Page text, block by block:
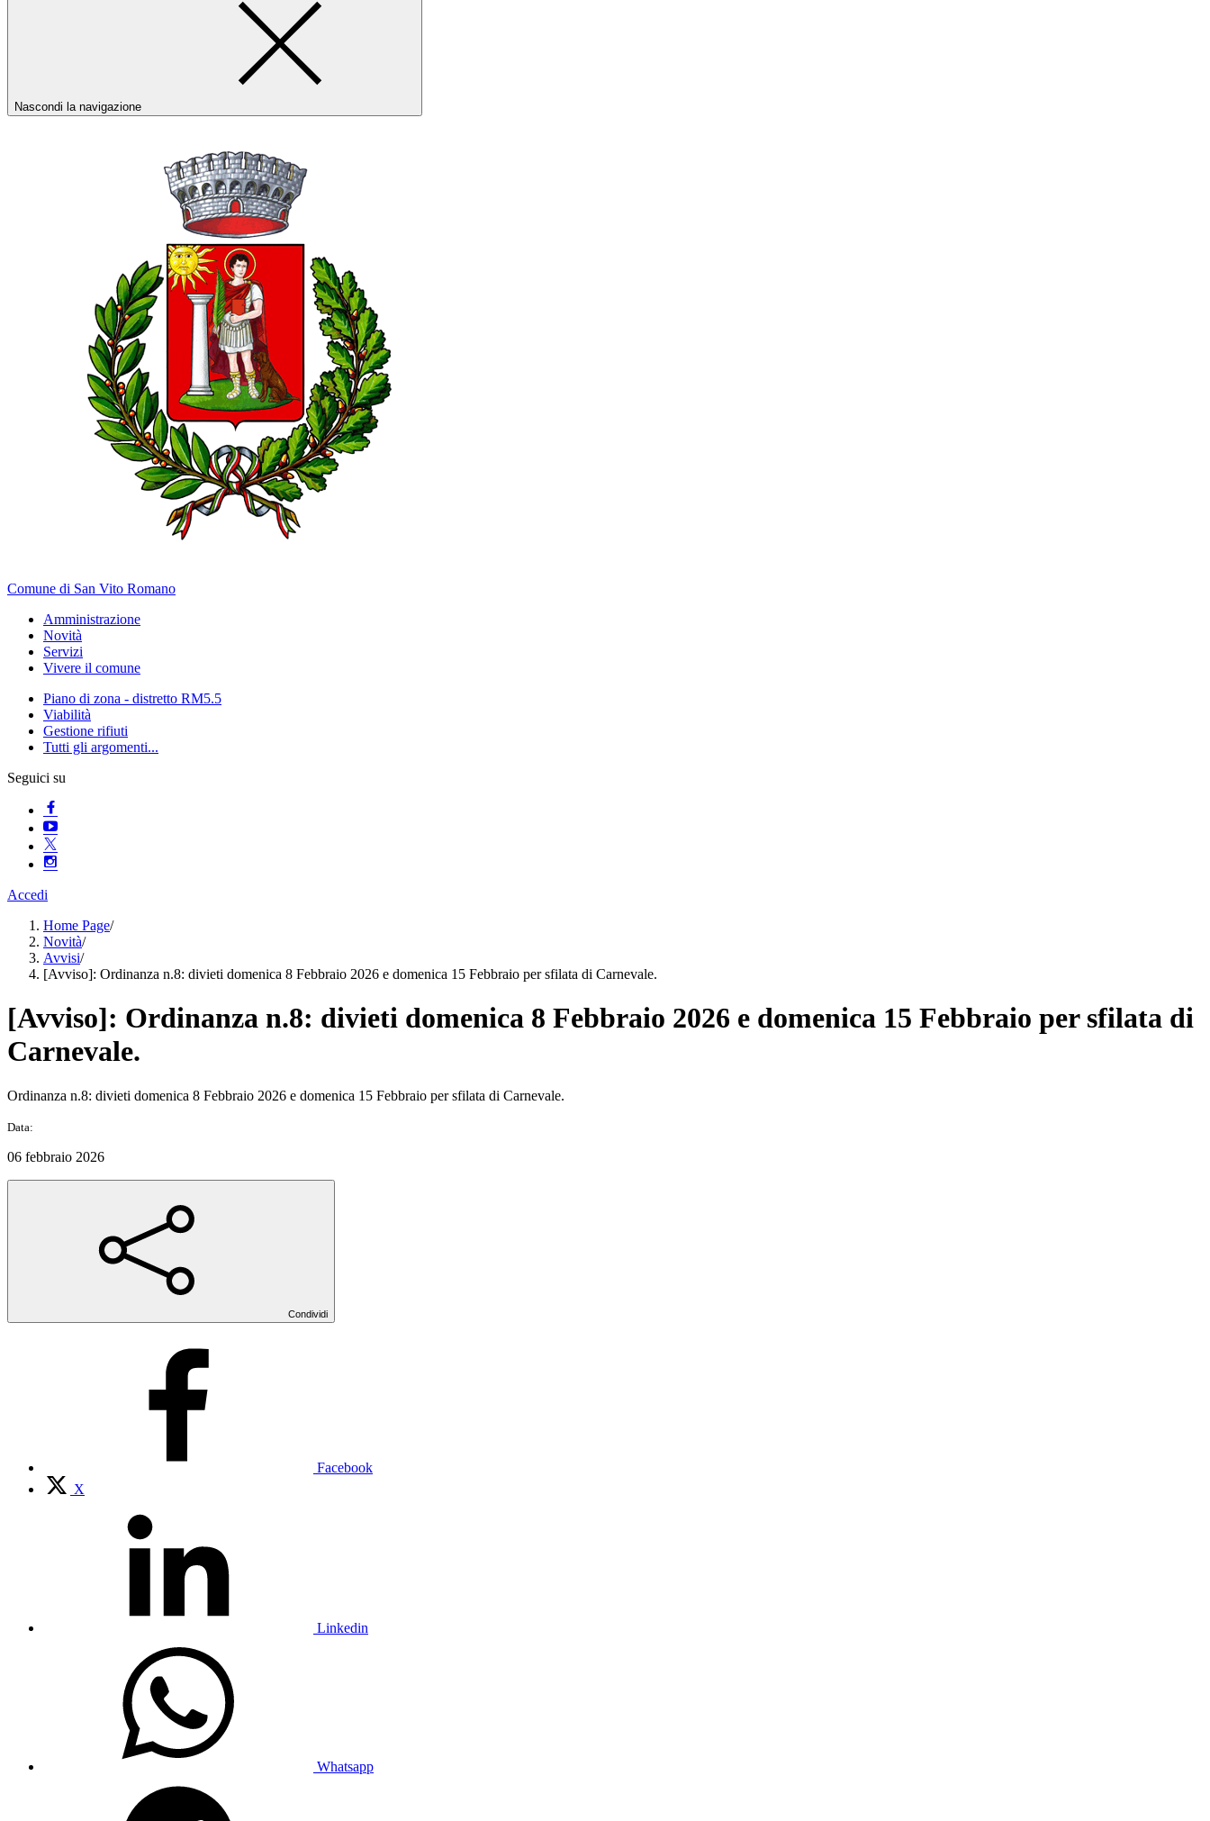
Nascondi la navigazione
Comune di San Vito Romano
Amministrazione
Novità
Servizi
Vivere il comune
Piano di zona - distretto RM5.5
Viabilità
Gestione rifiuti
Tutti gli argomenti...
Seguici su
Accedi
Home Page/
Novità/
Avvisi/
[Avviso]: Ordinanza n.8: divieti domenica 8 Febbraio 2026 e domenica 15 Febbraio per sfilata di Carnevale.
[Avviso]: Ordinanza n.8: divieti domenica 8 Febbraio 2026 e domenica 15 Febbraio per sfilata di
Carnevale.
Ordinanza n.8: divieti domenica 8 Febbraio 2026 e domenica 15 Febbraio per sfilata di Carnevale.
Data:
06 febbraio 2026
Condividi
Facebook
X
Linkedin
Whatsapp